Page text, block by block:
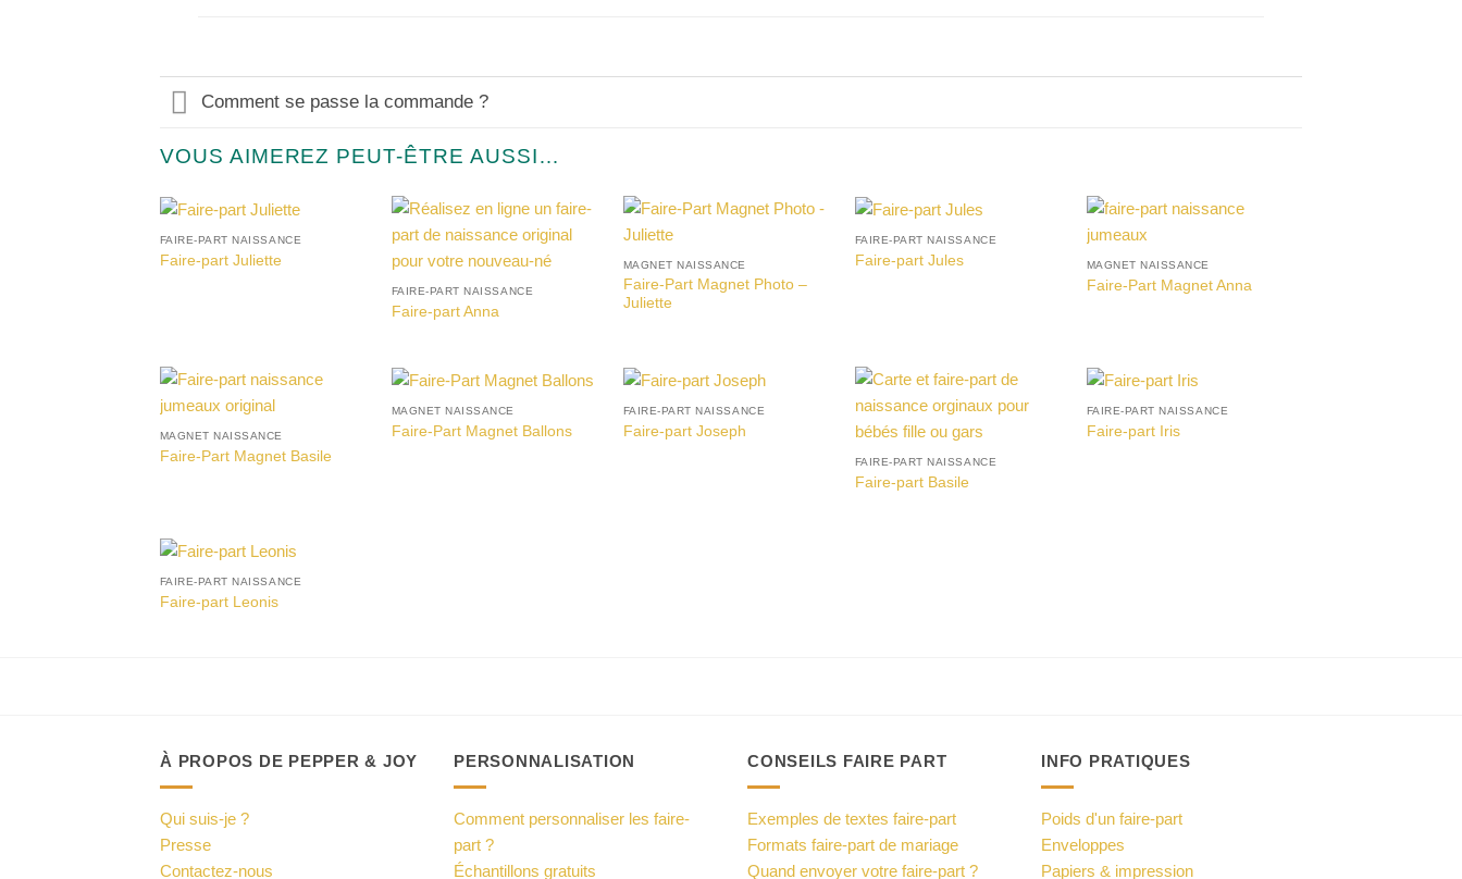
Comment se passe la commande ?
VOUS AIMEREZ PEUT-ÊTRE AUSSI…
FAIRE-PART NAISSANCE
Faire-part Juliette
FAIRE-PART NAISSANCE
Faire-part Anna
MAGNET NAISSANCE
Faire-Part Magnet Photo –
Juliette
FAIRE-PART NAISSANCE
Faire-part Jules MAGNET NAISSANCE
Faire-Part Magnet Anna
MAGNET NAISSANCE
Faire-Part Magnet Basile
MAGNET NAISSANCE
Faire-Part Magnet Ballons
FAIRE-PART NAISSANCE
Faire-part Joseph
FAIRE-PART NAISSANCE
Faire-part Basile
FAIRE-PART NAISSANCE
Faire-part Iris
FAIRE-PART NAISSANCE
Faire-part Leonis
À PROPOS DE PEPPER & JOY
Qui suis-je ?
Presse
Contactez-nous
PERSONNALISATION
Comment personnaliser les faire-
part ?
Échantillons gratuits
CONSEILS FAIRE PART
Exemples de textes faire-part
Formats faire-part de mariage
Quand envoyer votre faire-part ?
INFO PRATIQUES
Poids d'un faire-part
Enveloppes
Papiers & impression